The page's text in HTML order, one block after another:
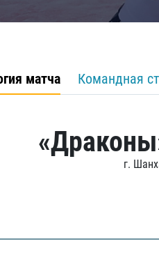
матча Командная
г.